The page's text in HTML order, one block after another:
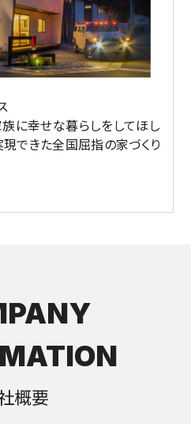
に幸せな暮らしをしてほし
できた全国屈指の家づくり
概要